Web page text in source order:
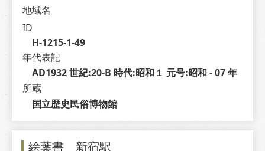
地域名
ID
H-1215-1-49
年代表記
AD1932 世紀:20-B 時代:昭和１ 元号:昭和 - 07 年
所蔵
国立歴史民俗博物館
絵葉書 新宿駅